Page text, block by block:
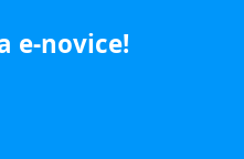
e-novice!